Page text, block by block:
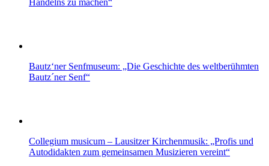
Bautz‘ner Senfmuseum: „Die Geschichte des weltberühmten
Bautz´ner Senf“
Collegium musicum – Lausitzer Kirchenmusik: „Profis und
Autodidakten zum gemeinsamen Musizieren vereint“